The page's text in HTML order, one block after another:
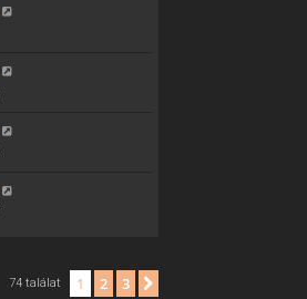
74 találat 1 2 3